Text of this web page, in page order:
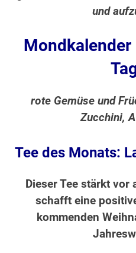
und
Mondkalender
rote Gemüse und
Zucchini,
Tee des Monats:
Dieser Tee stärkt vor
schafft eine
kommenden